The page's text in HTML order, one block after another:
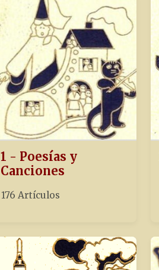
1 - Poesías y
Canciones
176 Artículos